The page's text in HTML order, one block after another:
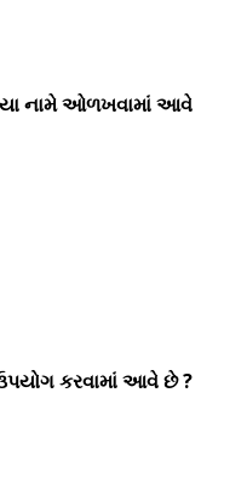
નામે ઓળખવામાં આવે
કરવામાં આવે છે ?